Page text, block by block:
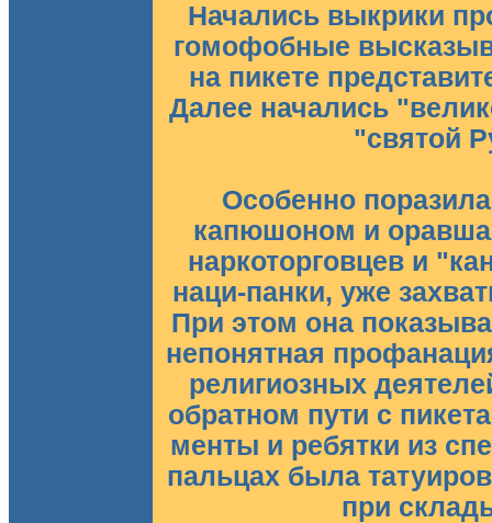
Начались выкрики
гомофобные
на пикете
Далее начались
"святой
Особенно
капюшоном и
наркоторговцев и
наци-панки, уже
При этом она
непонятная
религиозных
обратном пути с
менты и ребятки из
пальцах была
при